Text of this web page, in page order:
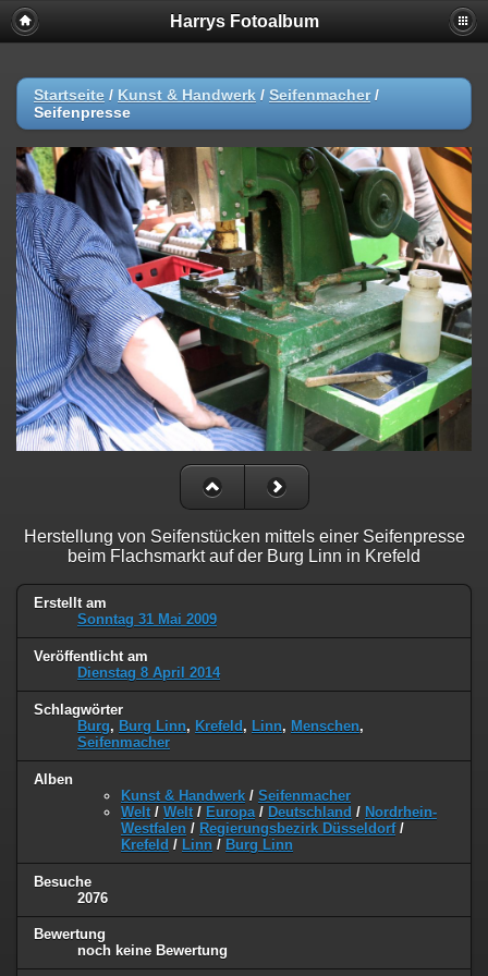
Harrys Fotoalbum
Startseite / Kunst & Handwerk / Seifenmacher/
Seifenpresse
Herstellung von Seifenstücken mittels einer Seifenpresse
beim Flachsmarkt auf der Burg Linn in Krefeld
Erstellt am
Sonntag 31 Mai 2009
Veröffentlicht am
Dienstag 8 April 2014
Schlagwörter
Burg, Burg Linn, Krefeld , Linn, Menschen,
Seifenmacher
Alben
Kunst & Handwerk / Seifenmacher
Welt / Welt / Europa / Deutschland / Nordrhein-
Westfalen / Regierungsbezirk Düsseldorf/
Krefeld / Linn / Burg Linn
Besuche
2076
Bewertung
noch keine Bewertung